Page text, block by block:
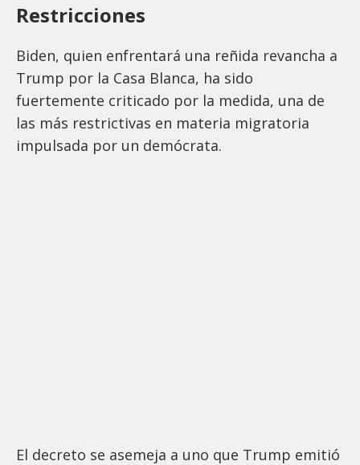
Restricciones
Biden, quien enfrentará una reñida revancha a
Trump por la Casa Blanca, ha sido
fuertemente criticado por la medida, una de
las más restrictivas en materia migratoria
impulsada por un demócrata.
El decreto se asemeja a uno que Trump emitió